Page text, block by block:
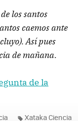
los santos
caemos ante
Así pues
de mañana.
de la
Xataka Ciencia